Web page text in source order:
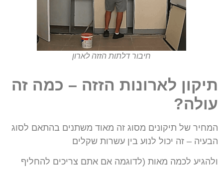
חיבור דלתות הזזה לארון
תיקון לארונות הזזה – כמה זה
עולה?
המחיר של תיקונים מסוג זה מאוד משתנים בהתאם לסוג
הבעיה – זה יכול לנוע בין עשרות שקלים
ולהגיע לכמה מאות (לדוגמה אם אתם צריכים להחליף